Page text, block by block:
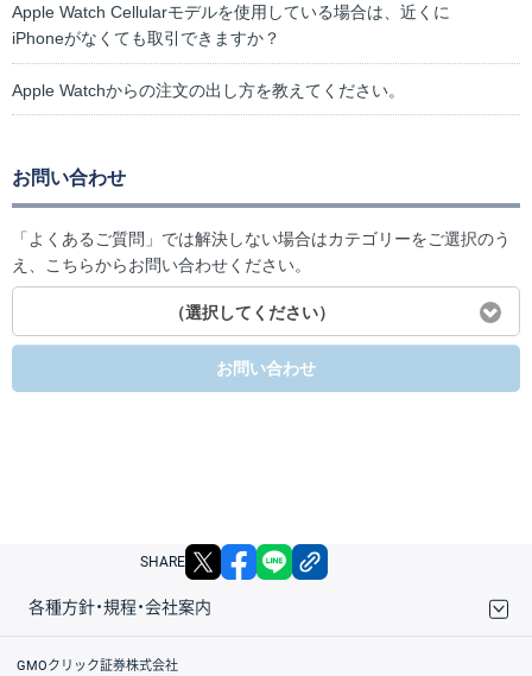
Apple Watch Cellularモデルを使用している場合は、近くに
iPhoneがなくても取引できますか？
Apple Watchからの注文の出し方を教えてください。
お問い合わせ
「よくあるご質問」では解決しない場合はカテゴリーをご選択のう
え、こちらからお問い合わせください。
（選択してください）
お問い合わせ
SHARE X facebook
各種方針・規程・会社案内
取引規程・約款
サイトマップ
その他のご案内
個人情報保護方針
最良執行方針
サイトのご利用について
ディスクレイマー
信託保全
リスク説明
会社案内
GMOクリック証券株式会社